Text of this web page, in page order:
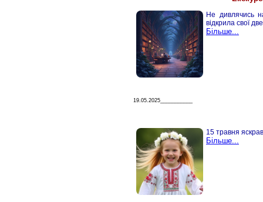
Не дивлячись
відкрила свої
Більше...
19.05.2025___________
15 травня
Більше...